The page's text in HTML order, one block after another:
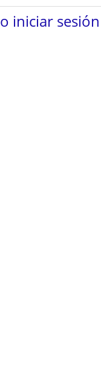
o iniciar sesión